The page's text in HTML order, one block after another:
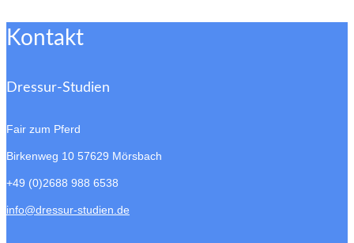
Kontakt
Dressur-Studien
Fair zum Pferd
Birkenweg 10 57629 Mörsbach
+49 (0)2688 988 6538
info@dressur-studien.de